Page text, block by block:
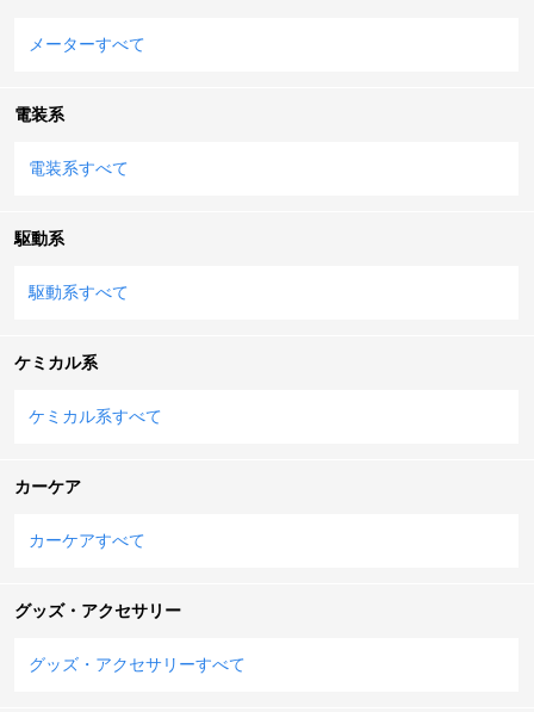
メーターすべて
電装系
電装系すべて
駆動系
駆動系すべて
ケミカル系
ケミカル系すべて
カーケア
カーケアすべて
グッズ・アクセサリー
グッズ・アクセサリーすべて